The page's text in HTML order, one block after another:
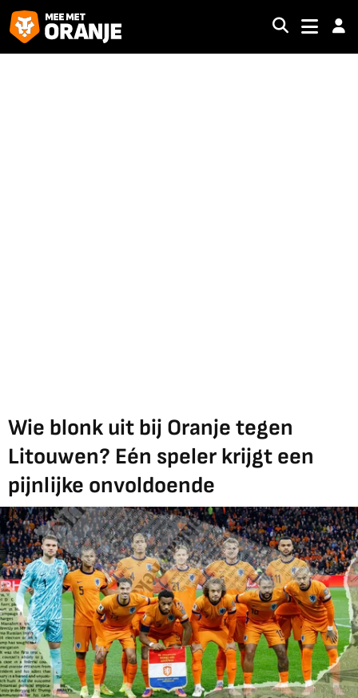
Wie blonk uit bij Oranje tegen
Litouwen? Eén speler krijgt een
pijnlijke onvoldoende